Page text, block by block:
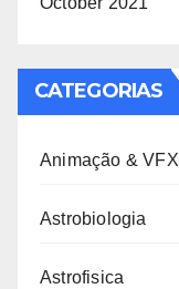
CATEGORIAS
Animação & VFX
Astrobiologia
Astrofisica